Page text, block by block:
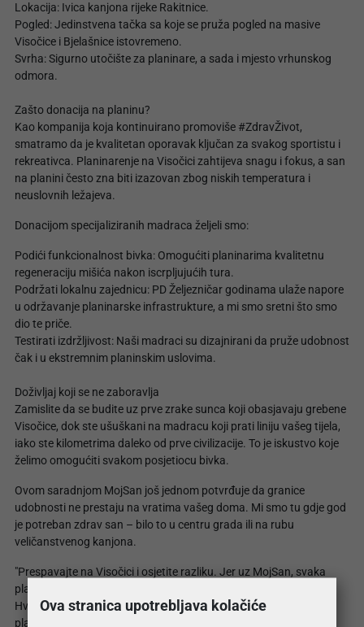
Lokacija: Ivica kanjona rijeke Rakitnice.
Pogled: Jedinstvena tačka sa koje se pruža pogled na masive
Visočice i Bjelašnice istovremeno.
Svrha: Sigurno utočište za planinare, a sada i mjesto vrhunskog
odmora.
Zašto donacija na planinu?
Kao kompanija koja kontinuirano promoviše #ZdravŽivot,
smatramo da je kvalitetan oporavak ključan za svakog sportistu i
rekreativca. Planinarenje na Visočici zahtijeva snagu i fokus, a san
na planini često zna biti izazovan zbog niskih temperatura i
neuslovnih ležajeva.
Donacijom specijaliziranih madraca željeli smo:
Podići funkcionalnost bivka: Omogućiti planinarima kvalitetnu
regeneraciju mišića nakon iscrpljujućih tura.
Podržati lokalnu zajednicu: PD Željezničar godinama ulaže napore
u održavanje planinarske infrastrukture, a mi smo sretni što smo
dio te priče.
Testirati izdržljivost: Naši madraci su dizajnirani da pruže udobnost
čak i u ekstremnim planinskim uslovima.
Doživljaj koji se ne zaboravlja
Zamislite da se budite uz prve zrake sunca koji obasjavaju grebene
Visočice, dok ste ušuškani na madracu koji prati liniju vašeg tijela,
iako ste kilometrima daleko od prve civilizacije. To je iskustvo koje
želimo omogućiti svakom posjetiocu bivka.
Ovom saradnjom MojSan još jednom potvrđuje da granice
udobnosti ne prestaju na vratima vašeg doma. Mi smo tu gdje god
je potreban zdrav san – bilo to u centru grada ili na rubu
veličanstvenog kanjona.
"Prespavajte na Visočici i osjetite razliku. Jer uz MojSan, svaka
planina postaje dom."
Hvala PD Željezničar na povjerenju i koordinaciji. Vidimo se na
planini!
Ova stranica upotrebljava kolačiće